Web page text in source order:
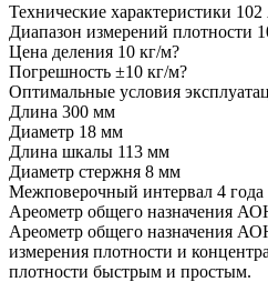
Технические характеристики
Диапазон измерений плотности
Цена деления 10 кг/м?
Погрешность ±10 кг/м?
Оптимальные условия
Длина 300 мм
Диаметр 18 мм
Длина шкалы 113 мм
Диаметр стержня 8 мм
Межповерочный интервал 4 года
Ареометр общего назначения
Ареометр общего назначения
измерения плотности и
плотности быстрым и простым.